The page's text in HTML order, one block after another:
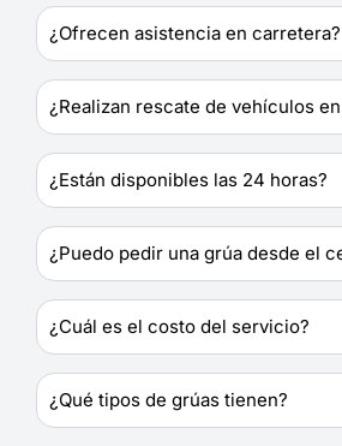
¿Ofrecen asistencia en carretera?
¿Realizan rescate de vehículos
¿Están disponibles las 24 horas?
¿Puedo pedir una grúa desde el
¿Cuál es el costo del servicio?
¿Qué tipos de grúas tienen?